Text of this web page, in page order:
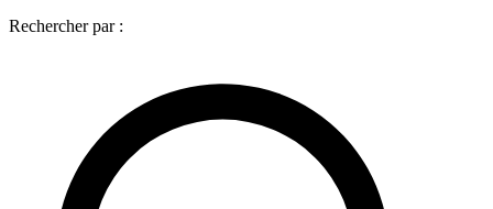
Rechercher par :